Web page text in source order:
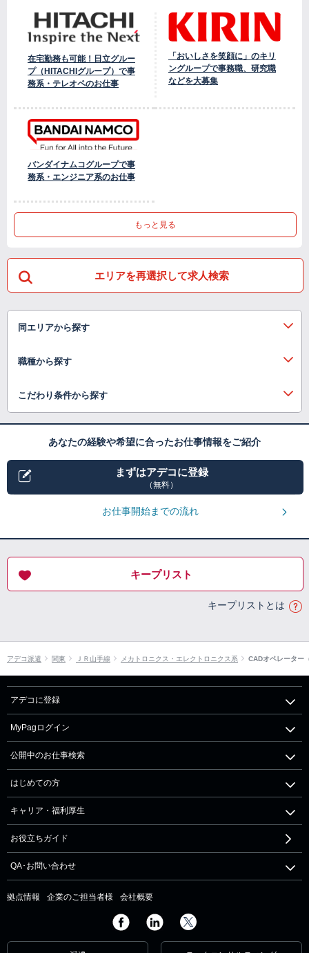
在宅勤務も可能！日立グルー
プ（HITACHIグループ）で事
務系・テレオペのお仕事
「おいしさを笑顔に」のキリ
ングループで事務職、研究職
などを大募集
バンダイナムコグループで事
務系・エンジニア系のお仕事
もっと見る
エリアを再選択して求人検索
同エリアから探す
職種から探す
こだわり条件から探す
あなたの経験や希望に合ったお仕事情報をご紹介
まずはアデコに登録
（無料）
お仕事開始までの流れ
キープリスト
キープリストとは
アデコ派遣 関東 ＪＲ山手線 メカトロニクス・エレクトロニクス系 CADオペレーター
アデコに登録
MyPagログイン
公開中のお仕事検索
はじめての方
キャリア・福利厚生
お役立ちガイド
QA･お問い合わせ
拠点情報 企業のご担当者様 会社概要